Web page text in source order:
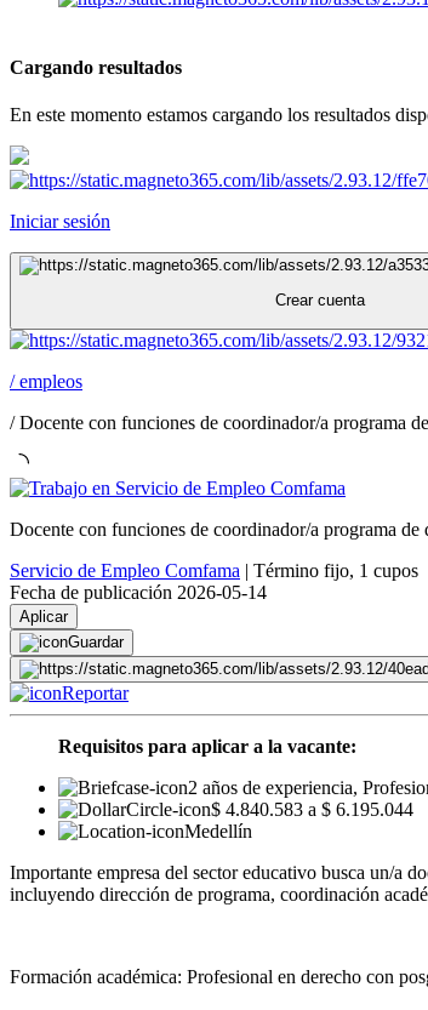
Cargando resultados
En este momento estamos cargando los resultados
Iniciar sesión
Crear cuenta
/empleos
/Docente con funciones de coordinador/a programa
Docente con funciones de coordinador/a programa
Servicio de Empleo Comfama | Término fijo, 1 cupos
Fecha de publicación 2026-05-14
Aplicar
Guardar
Reportar
Requisitos para aplicar a la vacante:
2 años de experiencia,
$ 4.840.583 a $ 6.195.044
Medellín
Importante empresa del sector educativo busca un/a
incluyendo dirección de programa, coordinación
Formación académica: Profesional en derecho con